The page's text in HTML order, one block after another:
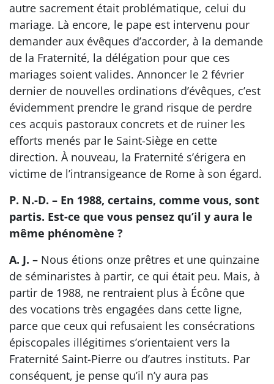
autre sacrement était problématique, celui du
mariage. Là encore, le pape est intervenu pour
demander aux évêques d’accorder, à la demande
de la Fraternité, la délégation pour que ces
mariages soient valides. Annoncer le 2 février
dernier de nouvelles ordinations d’évêques, c’est
évidemment prendre le grand risque de perdre
ces acquis pastoraux concrets et de ruiner les
efforts menés par le Saint-Siège en cette
direction. À nouveau, la Fraternité s’érigera en
victime de l’intransigeance de Rome à son égard.
P. N.-D. – En 1988, certains, comme vous, sont
partis. Est-ce que vous pensez qu’il y aura le
même phénomène ?
A. J. – Nous étions onze prêtres et une quinzaine
de séminaristes à partir, ce qui était peu. Mais, à
partir de 1988, ne rentraient plus à Écône que
des vocations très engagées dans cette ligne,
parce que ceux qui refusaient les consécrations
épiscopales illégitimes s’orientaient vers la
Fraternité Saint-Pierre ou d’autres instituts. Par
conséquent, je pense qu’il n’y aura pas